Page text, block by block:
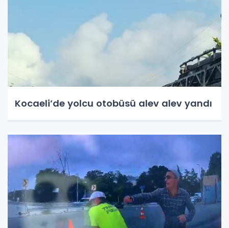
Kocaeli’de yolcu otobüsü alev alev yandı